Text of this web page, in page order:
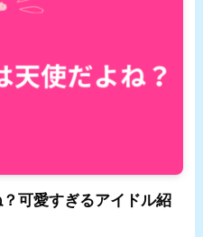
可愛すぎるアイドル紹